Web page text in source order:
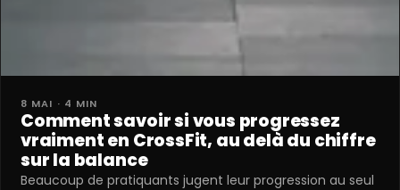
8 MAI · 4 MIN
Comment savoir si vous progressez
vraiment en CrossFit, au delà du chiffre
sur la balance
Beaucoup de pratiquants jugent leur progression au seul